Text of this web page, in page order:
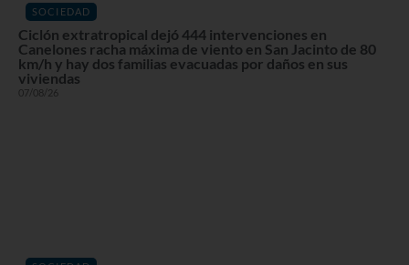
SOCIEDAD
Ciclón extratropical dejó 444 intervenciones en
Canelones racha máxima de viento en San Jacinto de 80
km/h y hay dos familias evacuadas por daños en sus
viviendas
07/08/26